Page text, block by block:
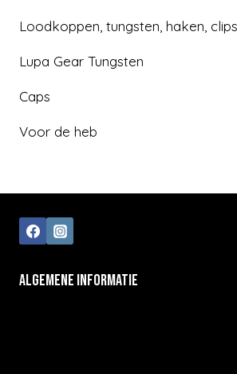
Loodkoppen, tungsten, haken,
Lupa Gear Tungsten
Caps
Voor de heb
ALGEMENE INFORMATIE